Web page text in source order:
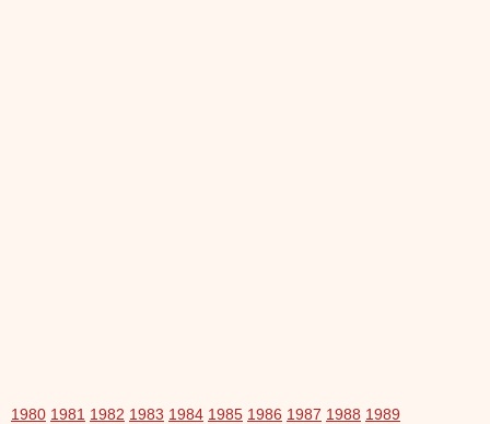
1980 1981 1982 1983 1984 1985 1986 1987 1988 1989